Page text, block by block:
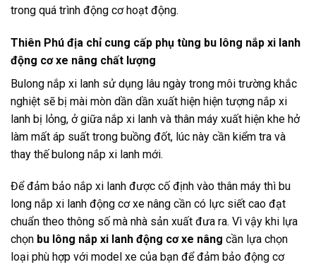
trong quá trình động cơ hoạt động.
Thiên Phú địa chỉ cung cấp phụ tùng bu lông nắp xi lanh
động cơ xe nâng chất lượng
Bulong nắp xi lanh sử dụng lâu ngày trong môi trường khắc
nghiệt sẽ bị mài mòn dần dần xuất hiện hiện tượng nắp xi
lanh bị lỏng, ở giữa nắp xi lanh và thân máy xuất hiện khe hở
làm mất áp suất trong buồng đốt, lúc này cần kiểm tra và
thay thế bulong nắp xi lanh mới.
Để đảm bảo nắp xi lanh được cố định vào thân máy thì bu
long nắp xi lanh động cơ xe nâng cần có lực siết cao đạt
chuẩn theo thông số mà nhà sản xuất đưa ra. Vì vậy khi lựa
chọn bu lông nắp xi lanh động cơ xe nâng cần lựa chọn
loại phù hợp với model xe của bạn để đảm bảo động cơ